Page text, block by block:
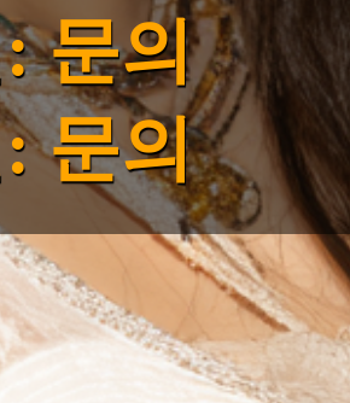
문의
문의